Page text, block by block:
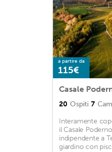
a partire da
115€
Casale
20 Ospiti 7
Interamente
il Casale
indipendente a
giardino con